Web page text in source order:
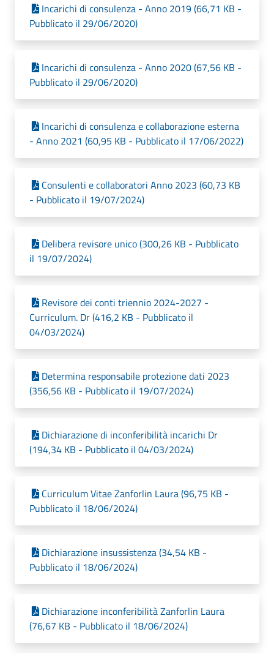
Incarichi di consulenza - Anno 2019 (66,71 KB -
Pubblicato il 29/06/2020)
Incarichi di consulenza - Anno 2020 (67,56 KB -
Pubblicato il 29/06/2020)
Incarichi di consulenza e collaborazione esterna
- Anno 2021 (60,95 KB - Pubblicato il 17/06/2022)
Consulenti e collaboratori Anno 2023 (60,73 KB
- Pubblicato il 19/07/2024)
Delibera revisore unico (300,26 KB - Pubblicato
il 19/07/2024)
Revisore dei conti triennio 2024-2027 -
Curriculum. Dr (416,2 KB - Pubblicato il
04/03/2024)
Determina responsabile protezione dati 2023
(356,56 KB - Pubblicato il 19/07/2024)
Dichiarazione di inconferibilità incarichi Dr
(194,34 KB - Pubblicato il 04/03/2024)
Curriculum Vitae Zanforlin Laura (96,75 KB -
Pubblicato il 18/06/2024)
Dichiarazione insussistenza (34,54 KB -
Pubblicato il 18/06/2024)
Dichiarazione inconferibilità Zanforlin Laura
(76,67 KB - Pubblicato il 18/06/2024)